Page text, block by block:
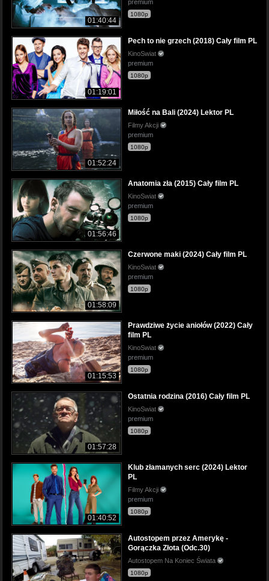
01:40:44
premium
1080p
01:19:01
Pech to nie grzech (2018) Cały film PL
KinoSwiat
premium
1080p
01:52:24
Miłość na Bali (2024) Lektor PL
Filmy Akcji
premium
1080p
01:56:46
Anatomia zła (2015) Cały film PL
KinoSwiat
premium
1080p
01:58:09
Czerwone maki (2024) Cały film PL
KinoSwiat
premium
1080p
01:15:53
Prawdziwe życie aniołów (2022) Cały
film PL
KinoSwiat
premium
1080p
01:57:28
Ostatnia rodzina (2016) Cały film PL
KinoSwiat
premium
1080p
01:40:52
Klub złamanych serc (2024) Lektor
PL
Filmy Akcji
premium
1080p
Autostopem przez Amerykę -
Gorączka Złota (Odc.30)
Autostopem Na Koniec Świata
1080p